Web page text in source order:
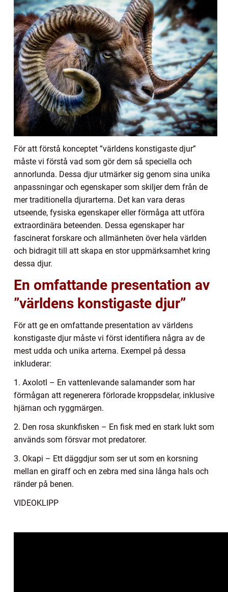
För att förstå konceptet ”världens konstigaste djur”
måste vi förstå vad som gör dem så speciella och
annorlunda. Dessa djur utmärker sig genom sina unika
anpassningar och egenskaper som skiljer dem från de
mer traditionella djurarterna. Det kan vara deras
utseende, fysiska egenskaper eller förmåga att utföra
extraordinära beteenden. Dessa egenskaper har
fascinerat forskare och allmänheten över hela världen
och bidragit till att skapa en stor uppmärksamhet kring
dessa djur.
En omfattande presentation av
”världens konstigaste djur”
För att ge en omfattande presentation av världens
konstigaste djur måste vi först identifiera några av de
mest udda och unika arterna. Exempel på dessa
inkluderar:
1. Axolotl – En vattenlevande salamander som har
förmågan att regenerera förlorade kroppsdelar, inklusive
hjärnan och ryggmärgen.
2. Den rosa skunkfisken – En fisk med en stark lukt som
används som försvar mot predatorer.
3. Okapi – Ett däggdjur som ser ut som en korsning
mellan en giraff och en zebra med sina långa hals och
ränder på benen.
VIDEOKLIPP